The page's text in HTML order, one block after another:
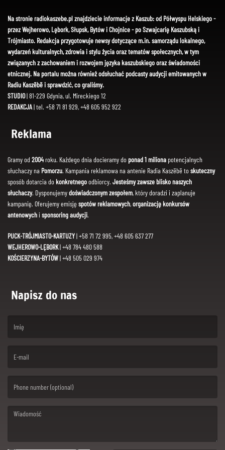
Na stronie radiokaszebe.pl znajdziecie informacje z Kaszub: od Półwyspu Helskiego -
przez Wejherowo, Lębork, Słupsk, Bytów i Chojnice - po Szwajcarię Kaszubską i
Trójmiasto. Redakcja przygotowuje newsy dotyczące m.in. samorządu lokalnego,
wydarzeń kulturalnych, zdrowia i stylu życia oraz tematów społecznych, w tym
związanych z zachowaniem i rozwojem języka kaszubskiego oraz świadomości
etnicznej. Na portalu można również odsłuchać podcasty audycji emitowanych w
Radiu Kaszëbë i sprawdzić, co graliśmy.
STUDIO| 81-229 Gdynia, ul. Mireckiego 12
REDAKCJA| tel. +58 71 81 929, +48 605 952 922
Reklama
Gramy od 2004roku. Każdego dnia docieramy do ponad 1 miliona potencjalnych
słuchaczy na Pomorzu. Kampania reklamowa na antenie Radia Kaszëbë toskuteczny
sposób dotarcia dokonkretnegoodbiorcy. Jesteśmy zawsze blisko naszych
słuchaczy. Dysponujemydoświadczonym zespołem, który doradzi i zaplanuje
kampanię. Oferujemy emisję spotów reklamowych,organizację konkursów
antenowychi sponsoring audycji.
PUCK-TRÓJMIASTO-KARTUZY| +58 71 72 995, +48 605 637 277
WEJHEROWO-LĘBORK| +48 784 480 588
KOŚCIERZYNA-BYTÓW| +48 505 029 974
Napisz do nas